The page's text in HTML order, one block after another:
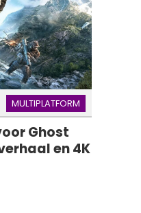
MULTIPLATFORM
Ghost
en 4K